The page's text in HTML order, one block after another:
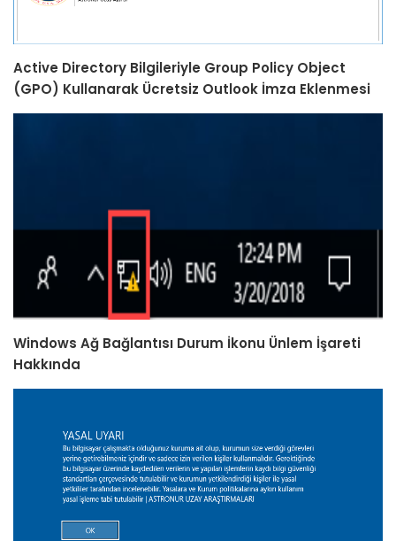
Active Directory Bilgileriyle Group Policy Object
(GPO) Kullanarak Ücretsiz Outlook İmza Eklenmesi
Windows Ağ Bağlantısı Durum İkonu Ünlem İşareti
Hakkında